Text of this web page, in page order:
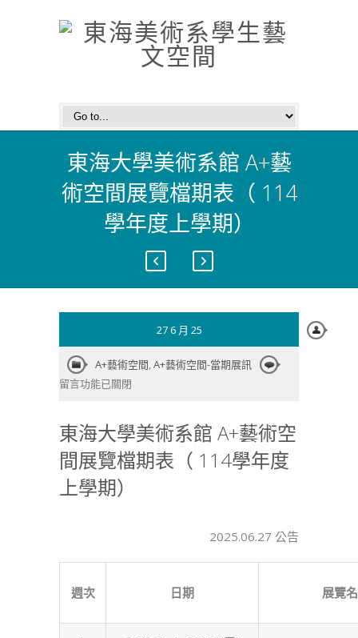
東海大學美術系館 A+藝
術空間展覽檔期表（ 114
學年度上學期）
27 6 月 25
A+藝術空間,A+藝術空間-當期展訊
學
美
術
A+藝
術
空
覽
留言功能已關閉
東海大學美術系館 A+藝術空
間展覽檔期表（ 114學年度
上學期）
2025.06.27 公告
週次 日期 展覽